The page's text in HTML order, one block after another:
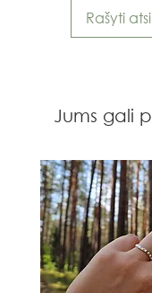
Rašyti
Jums gali